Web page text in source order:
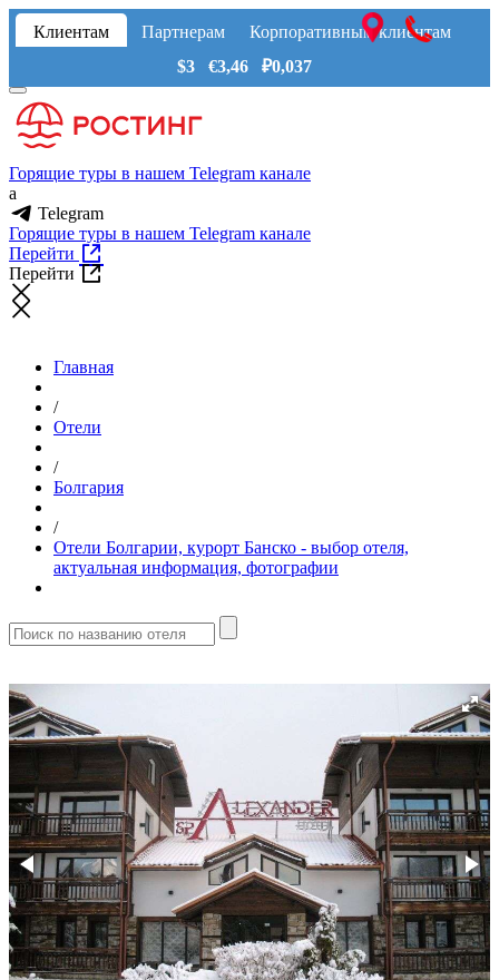
Клиентам Партнерам
Корпоративным клиентам
$3 €3,46 ₽0,037
Горящие туры в нашем Telegram канале
a
Telegram
Горящие туры в нашем Telegram канале
Перейти
Перейти
Главная
/
Отели
/
Болгария
/
Отели Болгарии, курорт Банско - выбор отеля,
актуальная информация, фотографии